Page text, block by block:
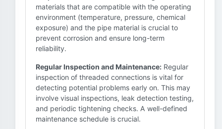
materials that are compatible with the operating
environment (temperature, pressure, chemical
exposure) and the pipe material is crucial to
prevent corrosion and ensure long-term
reliability.
Regular Inspection and Maintenance: Regular
inspection of threaded connections is vital for
detecting potential problems early on. This may
involve visual inspections, leak detection testing,
and periodic tightening checks. A well-defined
maintenance schedule is crucial.